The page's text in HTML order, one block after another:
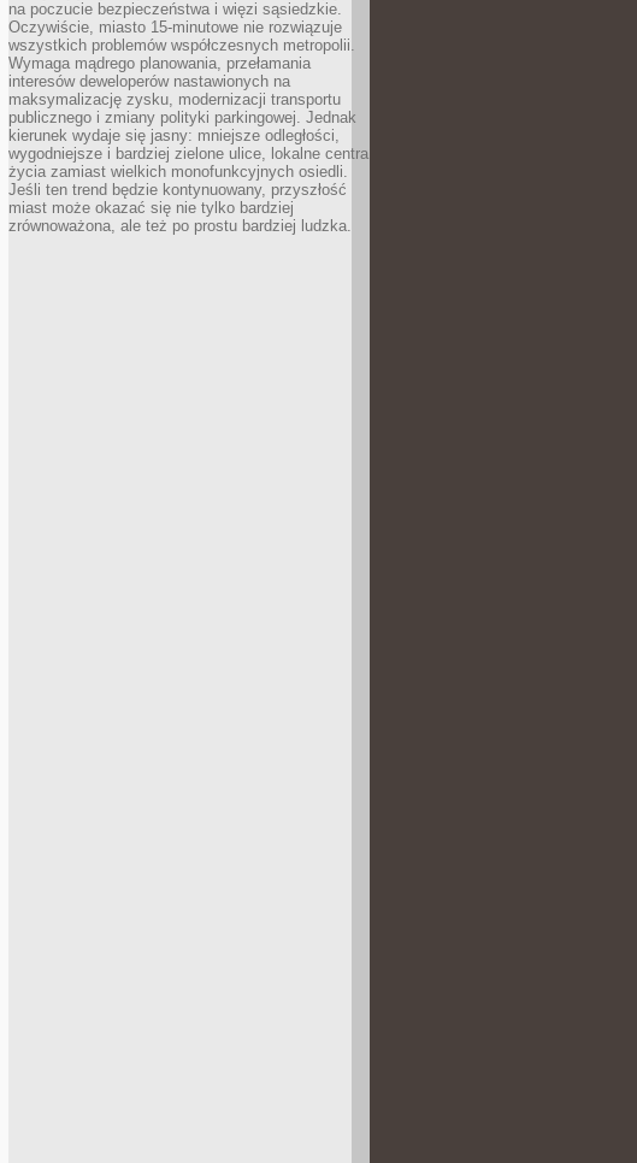
na poczucie bezpieczeństwa i więzi sąsiedzkie.
Oczywiście, miasto 15-minutowe nie rozwiązuje
wszystkich problemów współczesnych metropolii.
Wymaga mądrego planowania, przełamania
interesów deweloperów nastawionych na
maksymalizację zysku, modernizacji transportu
publicznego i zmiany polityki parkingowej. Jednak
kierunek wydaje się jasny: mniejsze odległości,
wygodniejsze i bardziej zielone ulice, lokalne centra
życia zamiast wielkich monofunkcyjnych osiedli.
Jeśli ten trend będzie kontynuowany, przyszłość
miast może okazać się nie tylko bardziej
zrównoważona, ale też po prostu bardziej ludzka.